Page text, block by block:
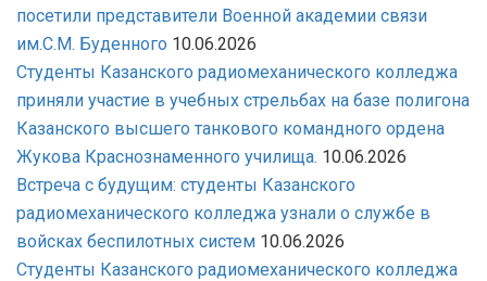
посетили представители Военной академии связи
им.С.М. Буденного 10.06.2026
Студенты Казанского радиомеханического колледжа
приняли участие в учебных стрельбах на базе полигона
Казанского высшего танкового командного ордена
Жукова Краснознаменного училища. 10.06.2026
Встреча с будущим: студенты Казанского
радиомеханического колледжа узнали о службе в
войсках беспилотных систем 10.06.2026
Студенты Казанского радиомеханического колледжа